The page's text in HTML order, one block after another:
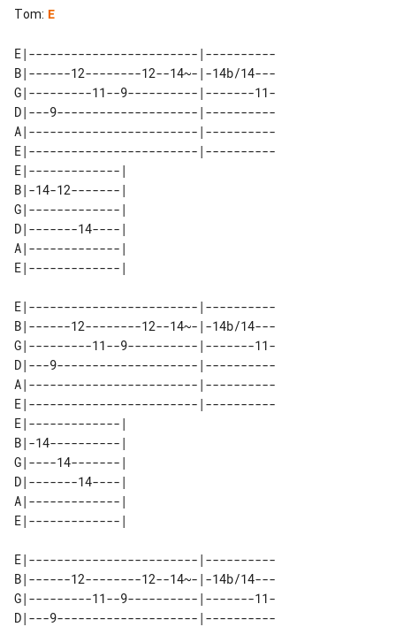
Tom: E
E|------------------------|----------
B|------12--------12--14~-|-14b/14---
G|---------11--9----------|-------11-
D|---9--------------------|----------
A|------------------------|----------
E|------------------------|----------
E|-------------|
B|-14-12-------|
G|-------------|
D|-------14----|
A|-------------|
E|------------------------|----------
B|------12--------12--14~-|-14b/14---
G|---------11--9----------|-------11-
D|---9--------------------|----------
A|------------------------|----------
E|------------------------|----------
E|-------------|
B|-14----------|
G|----14-------|
D|-------14----|
A|-------------|
E|------------------------|----------
B|------12--------12--14~-|-14b/14---
G|---------11--9----------|-------11-
D|---9--------------------|----------